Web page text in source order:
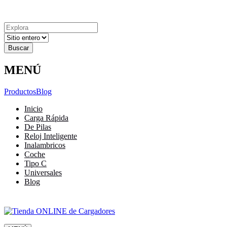
Resultados
para
MENÚ
ProductosBlog
Inicio
Carga Rápida
De Pilas
Reloj Inteligente
Inalambricos
Coche
Tipo C
Universales
Blog